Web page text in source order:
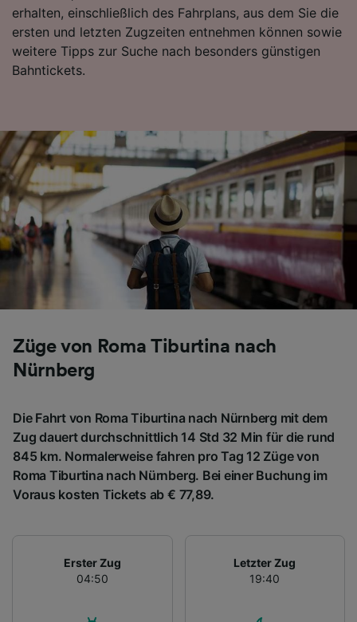
erhalten, einschließlich des Fahrplans, aus dem Sie die
ersten und letzten Zugzeiten entnehmen können sowie
weitere Tipps zur Suche nach besonders günstigen
Bahntickets.
Züge von Roma Tiburtina nach
Nürnberg
Die Fahrt von Roma Tiburtina nach Nürnberg mit dem
Zug dauert durchschnittlich 14 Std 32 Min für die rund
845 km. Normalerweise fahren pro Tag 12 Züge von
Roma Tiburtina nach Nürnberg. Bei einer Buchung im
Voraus kosten Tickets ab € 77,89.
Erster Zug
04:50
Letzter Zug
19:40
Folgendes bereitzustellen:
Verwendung genauer Standortdaten.
Endgeräteeigenschaften zur Identifikation
aktiv abfragen. Speichern von oder Zugriff auf
Informationen auf einem Endgerät.
Inhalten, Zielgruppenforschung sowie
Entwicklung und Verbesserung von
Angeboten.
Liste der Partner (Lieferanten)